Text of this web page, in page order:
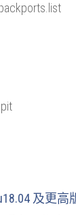
及更高